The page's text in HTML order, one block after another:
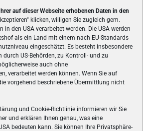
auf dieser Webseite erhobenen Daten in den
klicken, willigen Sie zugleich gem.
in den USA verarbeitet werden. Die USA werden
als ein Land mit einem nach EU-Standards
eingeschätzt. Es besteht insbesondere
durch US-Behörden, zu Kontroll- und zu
auch ohne
verarbeitet werden können. Wenn Sie auf
vorgehend beschriebene Übermittlung nicht
und Cookie-Richtlinie informieren wir Sie
und erklären Ihnen genau, was eine
bedeuten kann. Sie können Ihre Privatsphäre-
ÜBER UNS
GAMER! Gamers.at ist das älteste Online-
und bringt täglich aktuelle News,
zu PC- und Konsolenspielen, Gaming-
aus der Welt des e-Sport's.
FOLGE UNS